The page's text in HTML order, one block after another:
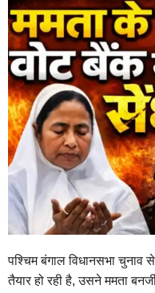
पश्चिम बंगाल विधानसभा
तैयार हो रही है, उसने ममता